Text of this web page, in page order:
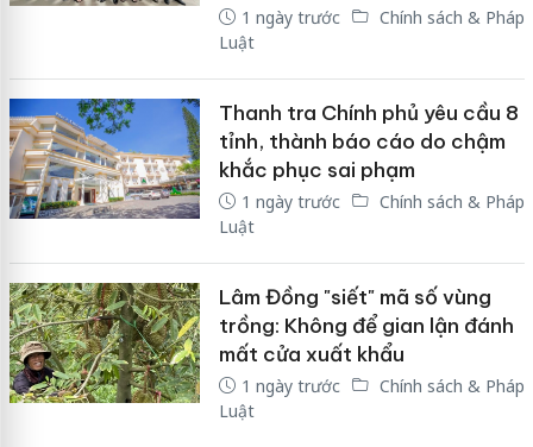
1 ngày trước
Chính sách & Pháp
Luật
Thanh tra Chính phủ yêu cầu 8
tỉnh, thành báo cáo do chậm
khắc phục sai phạm
1 ngày trước
Chính sách & Pháp
Luật
Lâm Đồng "siết" mã số vùng
trồng: Không để gian lận đánh
mất cửa xuất khẩu
1 ngày trước
Chính sách & Pháp
Luật